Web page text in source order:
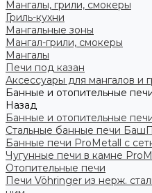
Мангалы, грили, смокеры
Гриль-кухни
Мангальные зоны
Мангал-грили, смокеры
Мангалы
Печи под казан
Аксессуары для мангалов и
Банные и отопительные
Назад
Банные и отопительные
Стальные банные печи
Банные печи ProMetall с
Чугунные печи в камне
Отопительные печи
Печи Vöhringer из нерж.